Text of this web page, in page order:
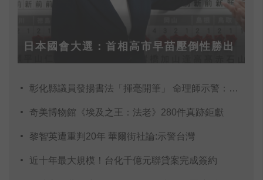
日本國會大選：首相高市早苗壓倒性勝出
彰化縣議員發揚書法「揮毫開筆」 命理師示警：不
奇美博物館《埃及之王：法老》280件真跡鉅獻
黎智英遭重判20年 華爾街社論:示警台灣
近十年最大規模！台化千億元聯貸案完成簽約